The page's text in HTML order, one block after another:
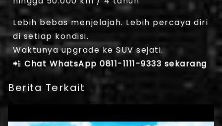
Lebih bebas menjelajah. Lebih percaya diri
di setiap kondisi.
Waktunya upgrade ke SUV sejati.
📲 Chat WhatsApp 0811-1111-9333 sekarang
Berita Terkait